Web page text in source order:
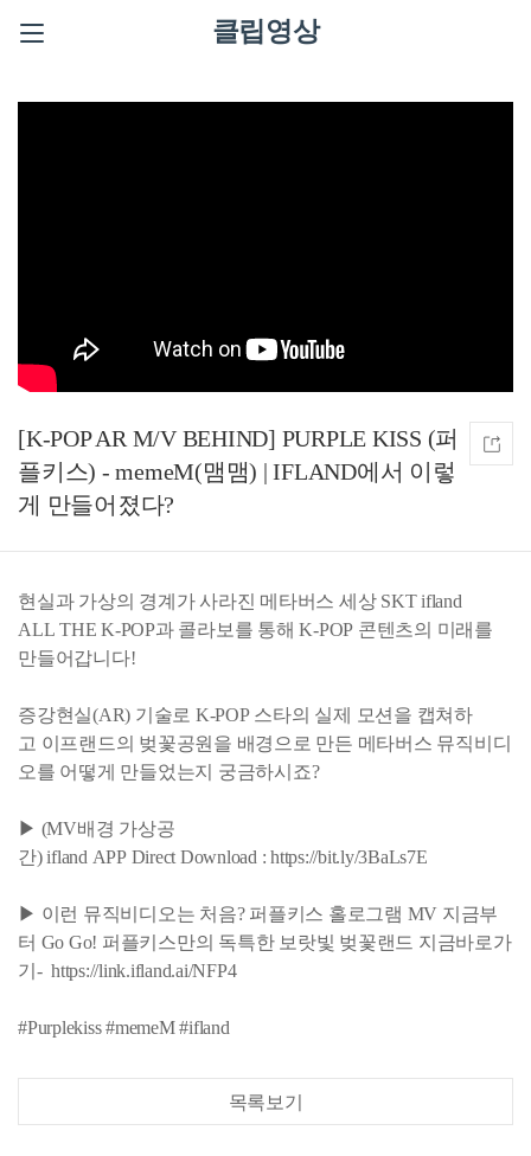
클립영상
[K-POP AR M/V BEHIND] PURPLE KISS (퍼
플키스) - memeM(맴맴) | IFLAND에서 이렇
게 만들어졌다?
현실과 가상의 경계가 사라진 메타버스 세상 SKT ifland
ALL THE K-POP과 콜라보를 통해 K-POP 콘텐츠의 미래를
만들어갑니다!
증강현실(AR) 기술로 K-POP 스타의 실제 모션을 캡쳐하
고 이프랜드의 벚꽃공원을 배경으로 만든 메타버스 뮤직비디
오를 어떻게 만들었는지 궁금하시죠?
▶ (MV배경 가상공
간) ifland APP Direct Download : https://bit.ly/3BaLs7E
▶ 이런 뮤직비디오는 처음? 퍼플키스 홀로그램 MV 지금부
터 Go Go! 퍼플키스만의 독특한 보랏빛 벚꽃랜드 지금바로가
기- https://link.ifland.ai/NFP4
#Purplekiss #memeM #ifland
목록보기